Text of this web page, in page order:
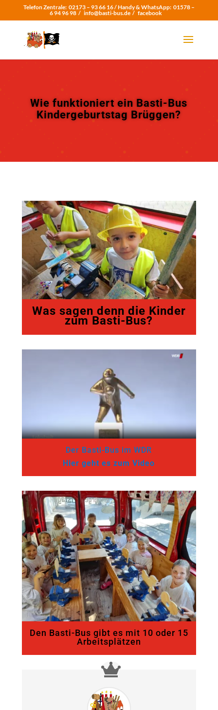
Telefon Zentrale: 02173 – 93 66 16 /Handy & WhatsApp: 01578 –
6 94 96 98 / info@basti-bus.de / facebook
Wie funktioniert ein Basti-Bus
Kindergeburtstag Brüggen?
Was sagen denn die Kinder
zum Basti-Bus?
Der Basti-Bus im WDR
Hier geht es zum Video
Den Basti-Bus gibt es mit 10 oder 15
Arbeitsplätzen